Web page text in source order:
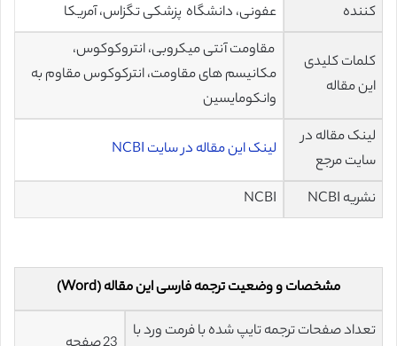
کننده
عفونی، دانشگاه پزشکی تگزاس، آمریکا
کلمات کلیدی
این مقاله
مقاومت آنتی میکروبی، انتروکوکوس،
مکانیسم های مقاومت، انترکوکوس مقاوم به
وانکومایسین
لینک مقاله در
سایت مرجع
لینک این مقاله در سایت NCBI
نشریه NCBI NCBI
مشخصات و وضعیت ترجمه فارسی این مقاله (Word)
تعداد صفحات ترجمه تایپ شده با فرمت ورد با